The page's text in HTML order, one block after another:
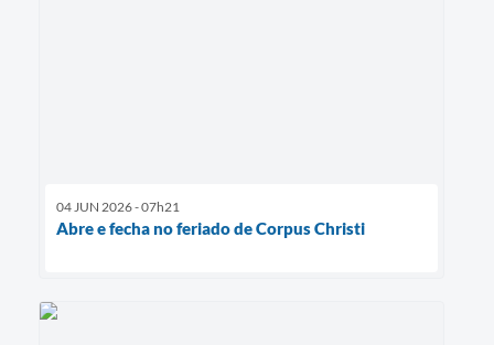
04 JUN 2026 - 07h21
Abre e fecha no feriado de Corpus Christi